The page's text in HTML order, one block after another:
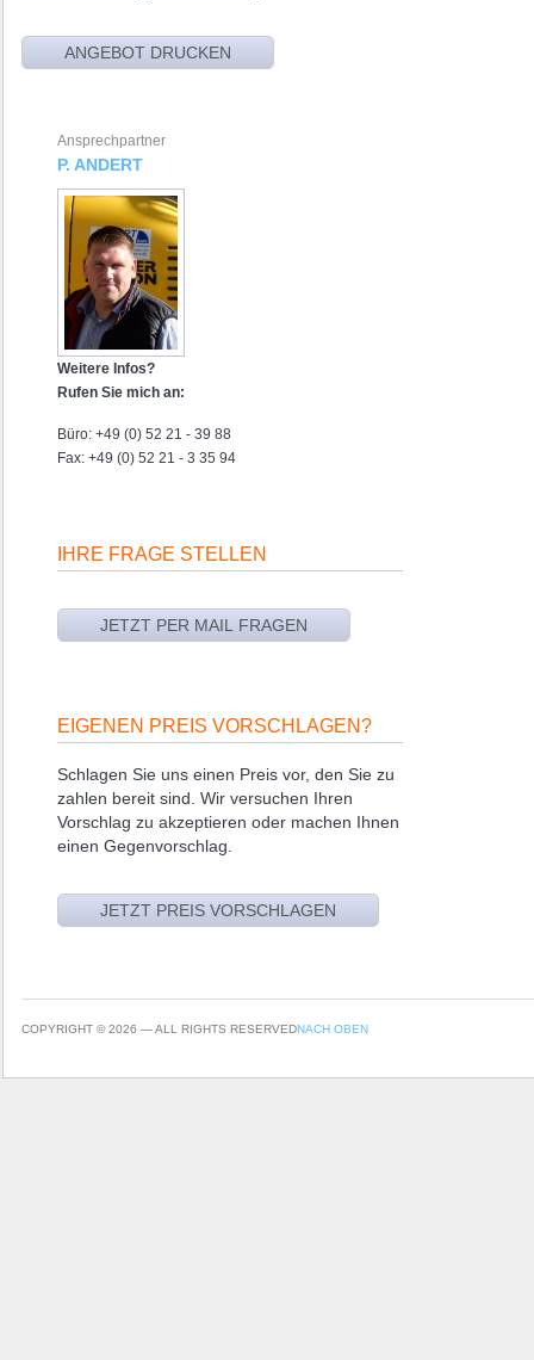
Ansprechpartner
P. ANDERT
Weitere Infos?
Rufen Sie mich an:
Büro: +49 (0) 52 21 - 39 88
Fax: +49 (0) 52 21 - 3 35 94
IHRE FRAGE STELLEN
EIGENEN PREIS VORSCHLAGEN?
Schlagen Sie uns einen Preis vor, den Sie zu
zahlen bereit sind. Wir versuchen Ihren
Vorschlag zu akzeptieren oder machen Ihnen
einen Gegenvorschlag.
COPYRIGHT © 2026 — ALL RIGHTS RESERVEDNACH OBEN